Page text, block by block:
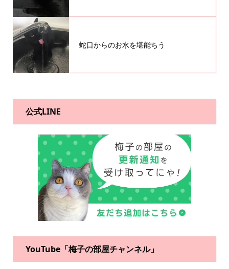
蛇口からのお水を堪能ちう
公式LINE
YouTube「梅子の部屋チャンネル」